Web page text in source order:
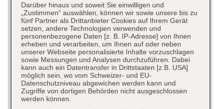
Darüber hinaus und soweit Sie einwilligen und
„Zustimmen“ auswählen, können wir sowie unsere bis zu
fünf Partner als Drittanbieter Cookies auf Ihrem Gerät
setzen, andere Technologien verwenden und
personenbezogene Daten [z. B. IP-Adresse] von Ihnen
erheben und verarbeiten, um Ihnen auf oder neben
unserer Webseite personalisierte Inhalte vorzuschlagen
sowie Messungen und Analysen durchzuführen. Dabei
kann auch ein Datentransfer in Drittstaaten [z.B. USA]
möglich sein, wo vom Schweizer- und EU-
Datenschutzniveau abgewichen werden kann und
Zugriffe von dortigen Behörden nicht ausgeschlossen
werden können.